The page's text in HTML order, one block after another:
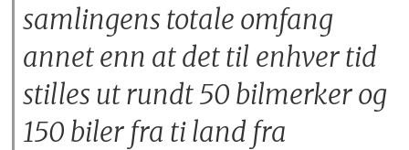
samlingens totale omfang
annet enn at det til enhver tid
stilles ut rundt 50 bilmerker og
150 biler fra ti land fra